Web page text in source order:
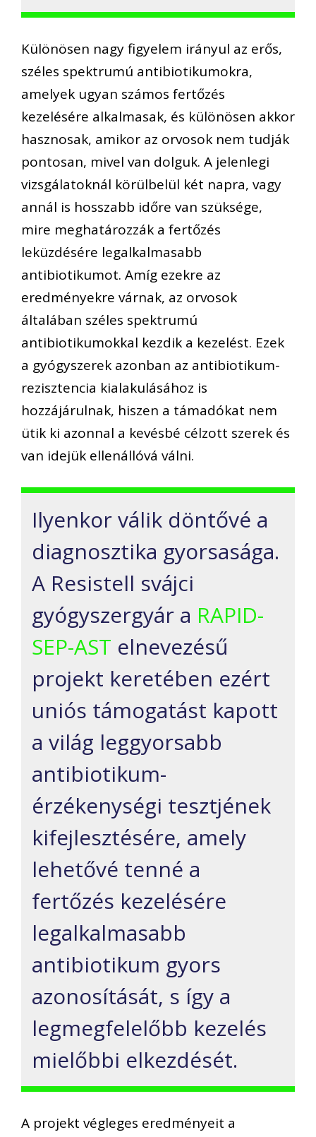
Különösen nagy figyelem irányul az erős,
széles spektrumú antibiotikumokra,
amelyek ugyan számos fertőzés
kezelésére alkalmasak, és különösen akkor
hasznosak, amikor az orvosok nem tudják
pontosan, mivel van dolguk. A jelenlegi
vizsgálatoknál körülbelül két napra, vagy
annál is hosszabb időre van szüksége,
mire meghatározzák a fertőzés
leküzdésére legalkalmasabb
antibiotikumot. Amíg ezekre az
eredményekre várnak, az orvosok
általában széles spektrumú
antibiotikumokkal kezdik a kezelést. Ezek
a gyógyszerek azonban az antibiotikum-
rezisztencia kialakulásához is
hozzájárulnak, hiszen a támadókat nem
ütik ki azonnal a kevésbé célzott szerek és
van idejük ellenállóvá válni.
Ilyenkor válik döntővé a
diagnosztika gyorsasága.
A Resistell svájci
gyógyszergyár a RAPID-
SEP-AST elnevezésű
projekt keretében ezért
uniós támogatást kapott
a világ leggyorsabb
antibiotikum-
érzékenységi tesztjének
kifejlesztésére, amely
lehetővé tenné a
fertőzés kezelésére
legalkalmasabb
antibiotikum gyors
azonosítását, s így a
legmegfelelőbb kezelés
mielőbbi elkezdését.
A projekt végleges eredményeit a